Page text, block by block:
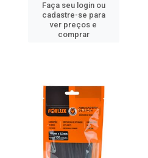
Faça seu login ou
cadastre-se para
ver preços e
comprar